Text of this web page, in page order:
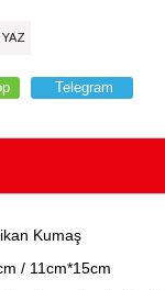
Telegram
Kumaş
/ 11cm*15cm